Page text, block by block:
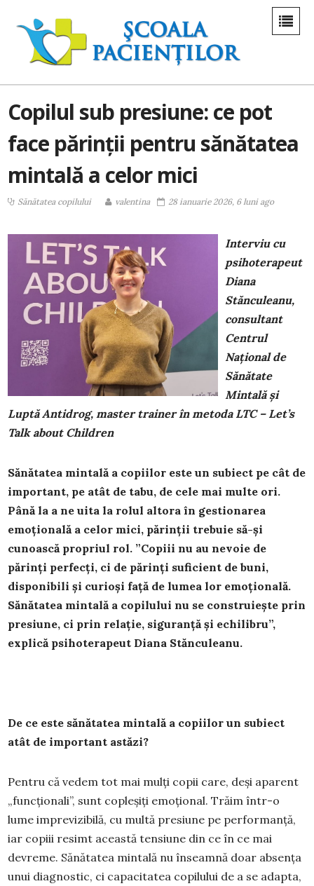
Copilul sub presiune: ce pot
face părinții pentru sănătatea
mintală a celor mici
Sănătatea copilului valentina 28 ianuarie 2026, 6 luni ago
Interviu cu
psihoterapeut
Diana
Stănculeanu,
consultant
Centrul
Național de
Sănătate
Mintală și
Luptă Antidrog, master trainer în metoda LTC – Let’s
Talk about Children
Sănătatea mintală a copiilor este un subiect pe cât de
important, pe atât de tabu, de cele mai multe ori.
Până la a ne uita la rolul altora în gestionarea
emoțională a celor mici, părinții trebuie să-și
cunoască propriul rol. ”Copiii nu au nevoie de
părinți perfecți, ci de părinți suficient de buni,
disponibili și curioși față de lumea lor emoțională.
Sănătatea mintală a copilului nu se construiește prin
presiune, ci prin relație, siguranță și echilibru”,
explică psihoterapeut Diana Stănculeanu.
De ce este sănătatea mintală a copiilor un subiect
atât de important astăzi?
Pentru că vedem tot mai mulți copii care, deși aparent
„funcționali”, sunt copleșiți emoțional. Trăim într-o
lume imprevizibilă, cu multă presiune pe performanță,
iar copiii resimt această tensiune din ce în ce mai
devreme. Sănătatea mintală nu înseamnă doar absența
unui diagnostic, ci capacitatea copilului de a se adapta,